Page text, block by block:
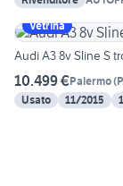
Vetrina
Audi A3 8v Sline S
10.499 €Palermo(
Usato
11/2015